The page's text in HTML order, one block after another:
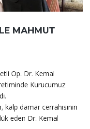
MAHMUT
Op. Dr. Kemal
Kurucumuz
kalp damar cerrahisinin
eden Dr. Kemal